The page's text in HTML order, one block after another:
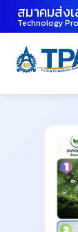
สมาคมส่ง
Technology